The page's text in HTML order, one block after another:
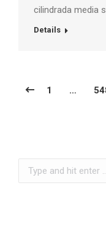
cilindrada media
Details
1 …
Search: